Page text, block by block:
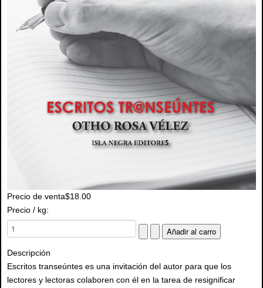
Precio de venta$18.00
Precio / kg:
Descripción
Escritos transeúntes es una invitación del autor para que los
lectores y lectoras colaboren con él en la tarea de resignificar